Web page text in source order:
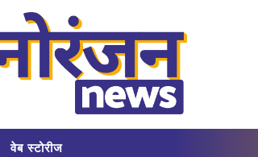
वेब स्टोरीज